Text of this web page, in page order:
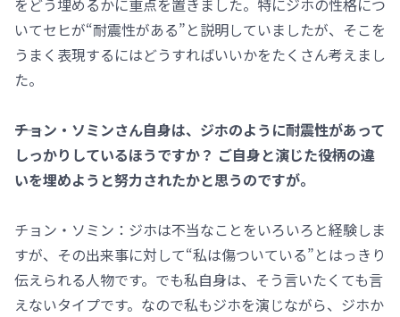
いてセヒが“耐震性がある”と説明していましたが、そこを
うまく表現するにはどうすればいいかをたくさん考えまし
た。
――チョン・ソミンさん自身は、ジホのように耐震性があって
しっかりしているほうですか？ ご自身と演じた役柄の違
いを埋めようと努力されたかと思うのですが。
チョン・ソミン：ジホは不当なことをいろいろと経験しま
すが、その出来事に対して“私は傷ついている”とはっきり
伝えられる人物です。でも私自身は、そう言いたくても言
えないタイプです。なので私もジホを演じながら、ジホか